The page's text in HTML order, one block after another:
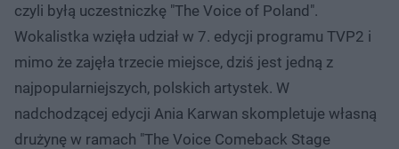
czyli byłą uczestniczkę "The Voice of Poland".
Wokalistka wzięła udział w 7. edycji programu TVP2 i
mimo że zajęła trzecie miejsce, dziś jest jedną z
najpopularniejszych, polskich artystek. W
nadchodzącej edycji Ania Karwan skompletuje własną
drużynę w ramach "The Voice Comeback Stage